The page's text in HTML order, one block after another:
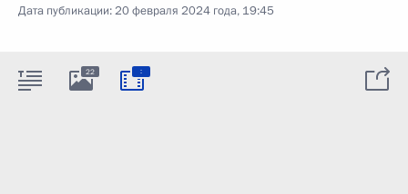
Дата публикации:20 февраля 2024 года, 19:45
22 :